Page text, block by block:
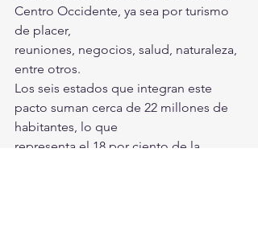
Centro Occidente, ya sea por turismo
de placer,
reuniones, negocios, salud, naturaleza,
entre otros.
Los seis estados que integran este
pacto suman cerca de 22 millones de
habitantes, lo que
representa el 18 por ciento de la